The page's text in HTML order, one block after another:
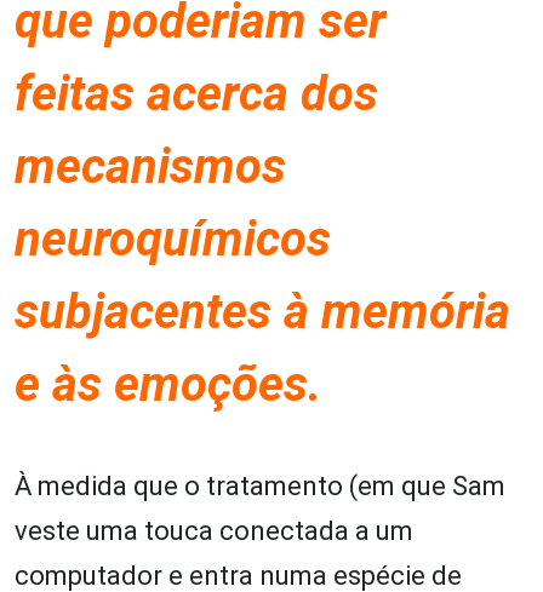
que poderiam ser
feitas acerca dos
mecanismos
neuroquímicos
subjacentes à memória
e às emoções.
À medida que o tratamento (em que Sam
veste uma touca conectada a um
computador e entra numa espécie de